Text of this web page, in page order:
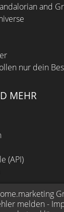
and
nur dein
MEHR
(API)
melden -